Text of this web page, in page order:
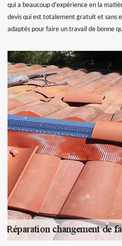
qui a beaucoup d'expérience en la
devis qui est totalement gratuit et sans
adaptés pour faire un travail de bonne